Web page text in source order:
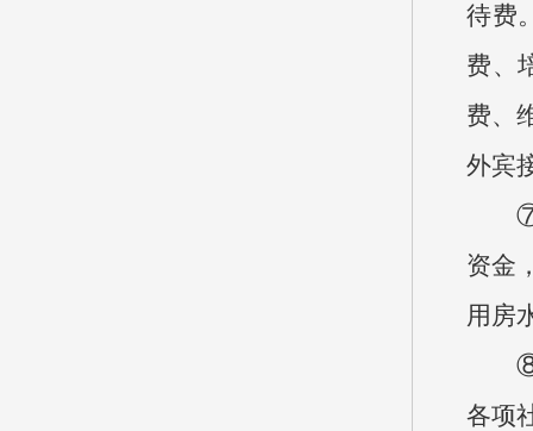
待费
费、
费、
外宾
⑦机
资金
用房
⑧工
各项